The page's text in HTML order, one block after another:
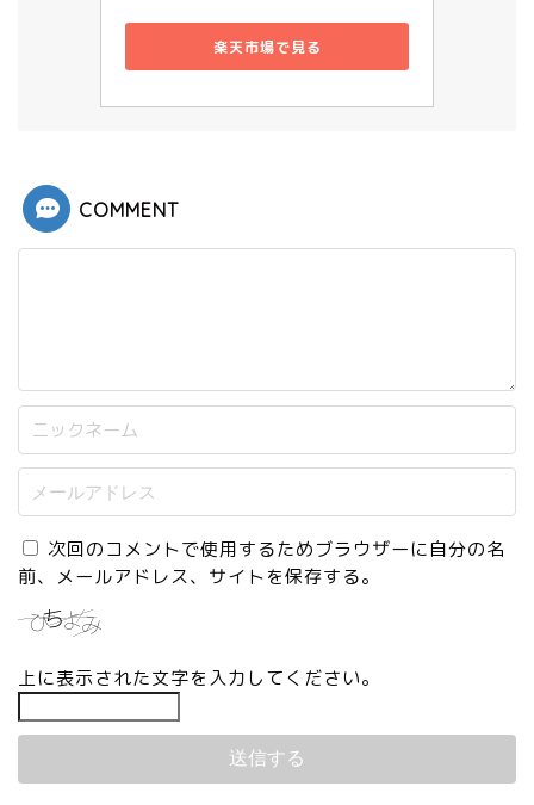
楽天市場で見る
COMMENT
次回のコメントで使用するためブラウザーに自分の名
前、メールアドレス、サイトを保存する。
上に表示された文字を入力してください。